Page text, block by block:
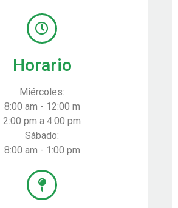
Horario
Miércoles:
8:00 am - 12:00 m
2:00 pm a 4:00 pm
Sábado:
8:00 am - 1:00 pm